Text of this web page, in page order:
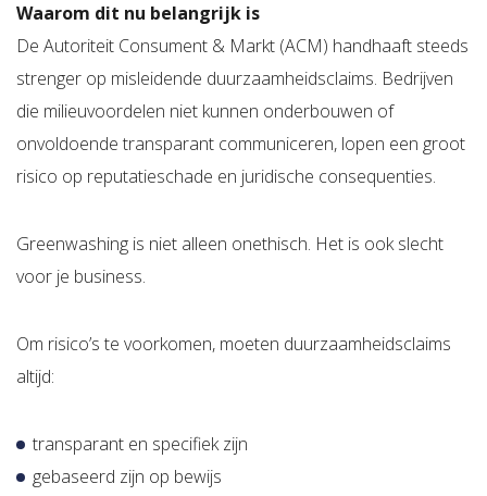
Waarom dit nu belangrijk is
De Autoriteit Consument & Markt (ACM) handhaaft steeds
strenger op misleidende duurzaamheidsclaims. Bedrijven
die milieuvoordelen niet kunnen onderbouwen of
onvoldoende transparant communiceren, lopen een groot
risico op reputatieschade en juridische consequenties.
Greenwashing is niet alleen onethisch. Het is ook slecht
voor je business.
Om risico’s te voorkomen, moeten duurzaamheidsclaims
altijd:
transparant en specifiek zijn
gebaseerd zijn op bewijs